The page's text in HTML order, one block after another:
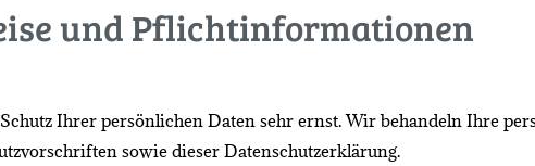
und Pflicht­informationen
Ihrer persönlichen Daten sehr ernst. Wir behandeln Ihre
sowie dieser Datenschutzerklärung.